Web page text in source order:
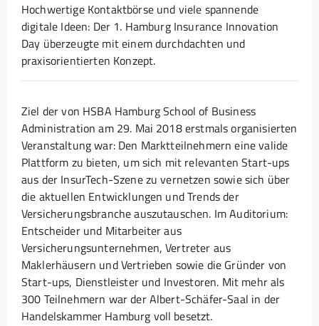
Hochwertige Kontaktbörse und viele spannende
digitale Ideen: Der 1. Hamburg Insurance Innovation
Day überzeugte mit einem durchdachten und
praxisorientierten Konzept.
Ziel der von HSBA Hamburg School of Business
Administration am 29. Mai 2018 erstmals organisierten
Veranstaltung war: Den Marktteilnehmern eine valide
Plattform zu bieten, um sich mit relevanten Start-ups
aus der InsurTech-Szene zu vernetzen sowie sich über
die aktuellen Entwicklungen und Trends der
Versicherungsbranche auszutauschen. Im Auditorium:
Entscheider und Mitarbeiter aus
Versicherungsunternehmen, Vertreter aus
Maklerhäusern und Vertrieben sowie die Gründer von
Start-ups, Dienstleister und Investoren. Mit mehr als
300 Teilnehmern war der Albert-Schäfer-Saal in der
Handelskammer Hamburg voll besetzt.